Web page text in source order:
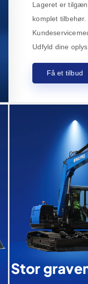
Lageret er
komplet tilbehør.
Udfyld dine
Få et tilbud
Stor